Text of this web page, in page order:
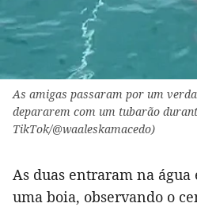
As amigas passaram por um
depararem com um tubarão
TikTok/@waaleskamacedo)
As duas entraram na
uma boia, observando o